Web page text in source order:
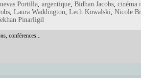
Portilla, argentique, Bidhan Jacobs, cinéma
, Laura Waddington, Lech Kowalski, Nicole
Pinarligil
conférences...